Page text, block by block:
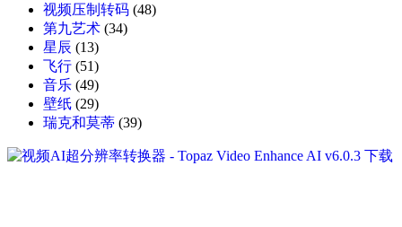
视频压制转码 (48)
第九艺术 (34)
星辰 (13)
飞行 (51)
音乐 (49)
壁纸 (29)
瑞克和莫蒂 (39)